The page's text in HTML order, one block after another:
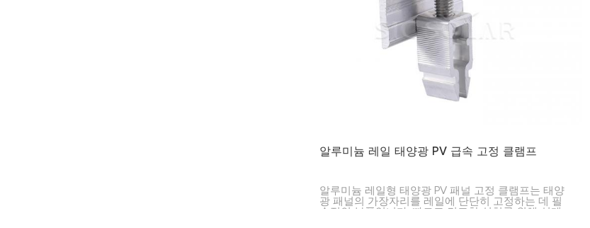
알루미늄 레일 태양광 PV 급속 고정 클램프
알루미늄 레일형 태양광 PV 패널 고정 클램프는 태양
광 패널의 가장자리를 레일에 단단히 고정하는 데 필